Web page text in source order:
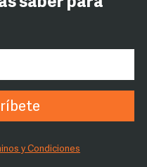
y Condiciones